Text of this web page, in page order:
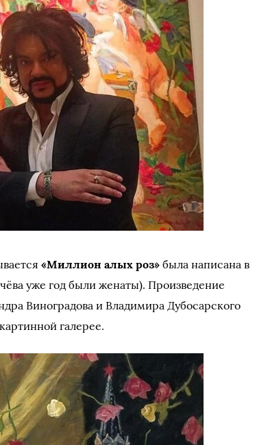
«Миллион алых роз» была написана в
уже год были женаты). Произведение
Виноградова и Владимира Дубосарского
галерее.